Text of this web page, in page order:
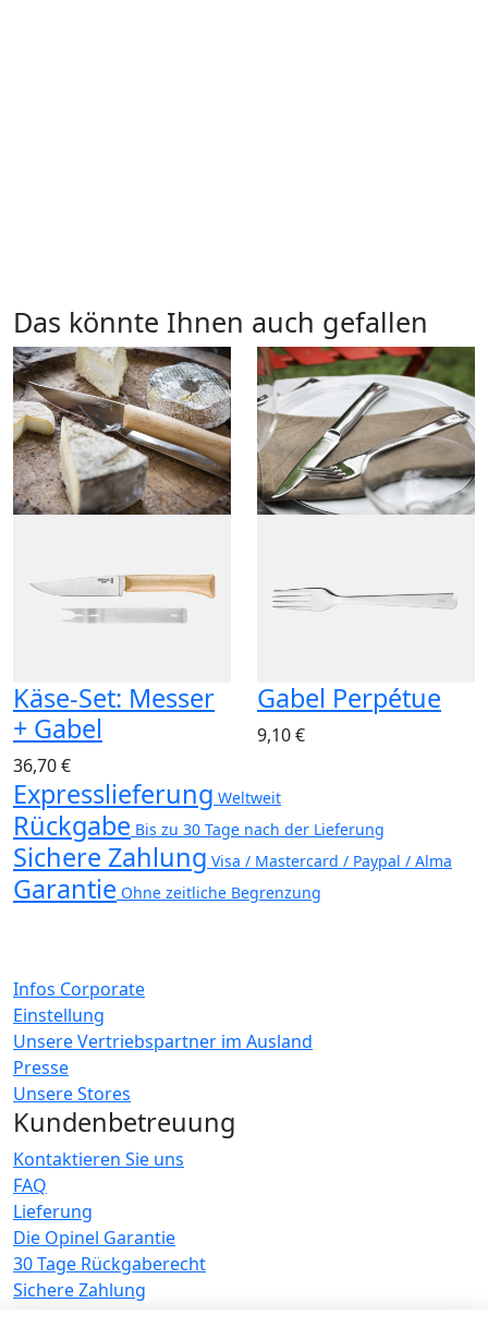
Das könnte Ihnen auch gefallen
Käse-Set: Messer
+ Gabel
36,70 €
Gabel Perpétue
9,10 €
Expresslieferung Weltweit
Rückgabe Bis zu 30 Tage nach der Lieferung
Sichere Zahlung Visa / Mastercard / Paypal / Alma
Garantie Ohne zeitliche Begrenzung
Infos Corporate
Einstellung
Unsere Vertriebspartner im Ausland
Presse
Unsere Stores
Kundenbetreuung
Kontaktieren Sie uns
FAQ
Lieferung
Die Opinel Garantie
30 Tage Rückgaberecht
Sichere Zahlung